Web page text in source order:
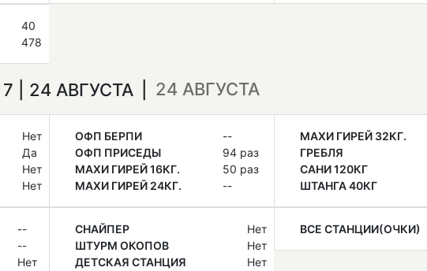
40
478
| 24 АВГУСТА 24 АВГУСТА
Нет
Да
Нет
Нет
ОФП БЕРПИ
--
ОФП ПРИСЕДЫ
94 раз
МАХИ ГИРЕЙ 16КГ.
50 раз
МАХИ ГИРЕЙ 24КГ.
--
МАХИ ГИРЕЙ 32КГ.
ГРЕБЛЯ
САНИ 120КГ
ШТАНГА 40КГ
--
--
Нет
СНАЙПЕР
Нет
ШТУРМ ОКОПОВ
Нет
ДЕТСКАЯ СТАНЦИЯ
Нет
ВСЕ СТАНЦИИ(ОЧКИ)